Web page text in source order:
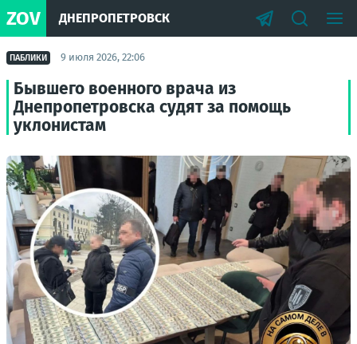
ZOV ДНЕПРОПЕТРОВСК
ПАБЛИКИ 9 июля 2026, 22:06
Бывшего военного врача из
Днепропетровска судят за помощь
уклонистам